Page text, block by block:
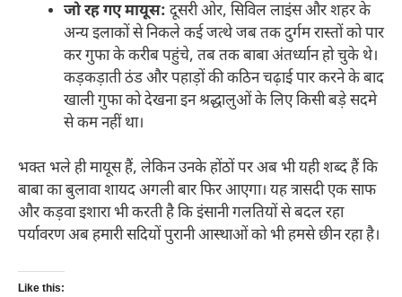
जो रह गए मायूस: दूसरी ओर, सिविल लाइंस और शहर के
अन्य इलाकों से निकले कई जत्थे जब तक दुर्गम रास्तों को पार
कर गुफा के करीब पहुंचे, तब तक बाबा अंतर्ध्यान हो चुके थे।
कड़कड़ाती ठंड और पहाड़ों की कठिन चढ़ाई पार करने के बाद
खाली गुफा को देखना इन श्रद्धालुओं के लिए किसी बड़े सदमे
से कम नहीं था।
भक्त भले ही मायूस हैं, लेकिन उनके होंठों पर अब भी यही शब्द हैं कि
बाबा का बुलावा शायद अगली बार फिर आएगा। यह त्रासदी एक साफ
और कड़वा इशारा भी करती है कि इंसानी गलतियों से बदल रहा
पर्यावरण अब हमारी सदियों पुरानी आस्थाओं को भी हमसे छीन रहा है।
Like this: